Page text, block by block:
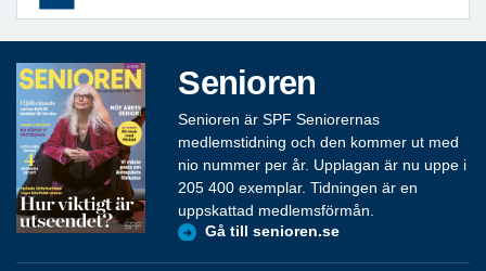
Senioren
Senioren är SPF Seniorernas
medlemstidning och den kommer ut med
nio nummer per år. Upplagan är nu uppe i
205 400 exemplar. Tidningen är en
uppskattad medlemsförmån.
Gå till senioren.se